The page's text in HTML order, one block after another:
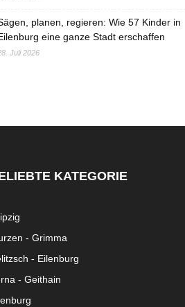
planen, regieren: Wie 57 Kinder in
eine ganze Stadt erschaffen
Juli 2026
KATEGORIE
- Grimma
- Eilenburg
- Geithain